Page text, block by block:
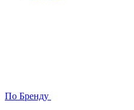
По Бренду